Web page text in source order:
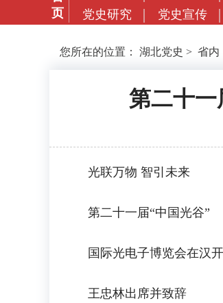
页
党史研究
党史宣传
您所在的位置： 湖北党史 > 省内
第二十一
光联万物 智引未来
第二十一届“中国光谷”
国际光电子博览会在汉
王忠林出席并致辞